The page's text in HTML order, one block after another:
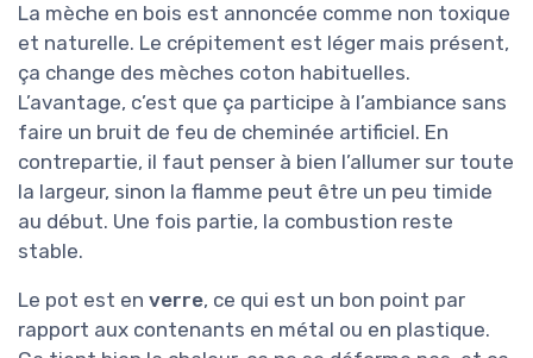
La mèche en bois est annoncée comme non toxique
et naturelle. Le crépitement est léger mais présent,
ça change des mèches coton habituelles.
L’avantage, c’est que ça participe à l’ambiance sans
faire un bruit de feu de cheminée artificiel. En
contrepartie, il faut penser à bien l’allumer sur toute
la largeur, sinon la flamme peut être un peu timide
au début. Une fois partie, la combustion reste
stable.
Le pot est en verre, ce qui est un bon point par
rapport aux contenants en métal ou en plastique.